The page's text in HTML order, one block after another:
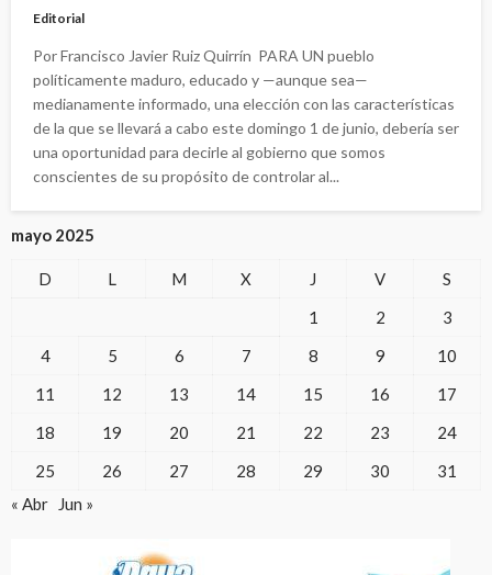
Editorial
Por Francisco Javier Ruiz Quirrín PARA UN pueblo
políticamente maduro, educado y —aunque sea—
medianamente informado, una elección con las características
de la que se llevará a cabo este domingo 1 de junio, debería ser
una oportunidad para decirle al gobierno que somos
conscientes de su propósito de controlar al...
mayo 2025
D L M X J V
S
1
2
3
4
5 6 7 8 9
10
11
12 13 14 15 16
17
18
19 20 21 22 23
24
25
26 27 28 29 30
31
« Abr
Jun »